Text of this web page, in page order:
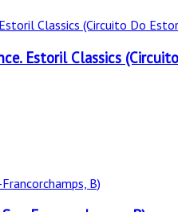
Estoril Classics